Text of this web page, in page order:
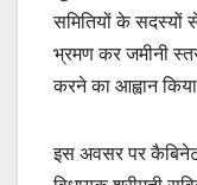
समितियों के सदस्यों
भ्रमण कर जमीनी
करने का आह्वान
इस अवसर पर कैबिनेट